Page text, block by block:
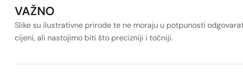
VAŽNO
Slike su ilustrativne prirode te ne moraju u potpunosti
cijeni, ali nastojimo biti što precizniji i točniji.